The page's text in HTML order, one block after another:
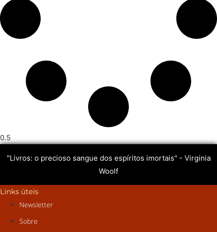
"Livros: o precioso sangue dos espíritos imortais" - Virginia
Woolf
Links úteis
Newsletter
Sobre